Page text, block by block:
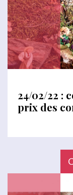
24/02/22 :
prix des